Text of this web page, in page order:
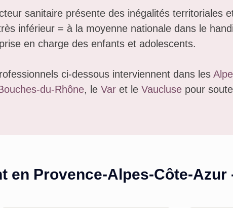
sanitaire présente des inégalités territoriales
inférieur = à la moyenne nationale dans le
en charge des enfants et adolescents.
ci-dessous interviennent dans les
du-Rhône, le Var et le Vaucluse pour
en Provence-Alpes-Côte-Azur